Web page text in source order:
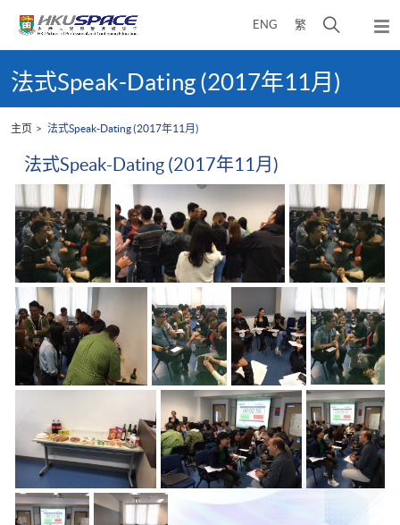
ENG 繁
开
寻
弹
出
单
content
start法式Speak-Dating (2017年11月)
主页 法式Speak-Dating (2017年11月)
法式Speak-Dating (2017年11月)